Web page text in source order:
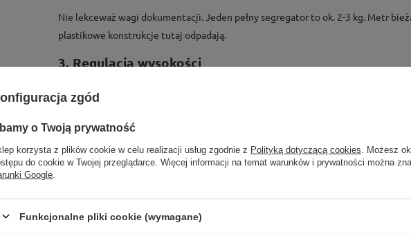
Nie lekceważ wagi dokumentacji. Jeden pełny segregator to ok. 2-3 kg. Metr
plastikowe konstrukcje tutaj odpadają.
3. Regulacja wysokości
Segregator A4 ma wysokość ok. 32 cm. Szukaj regałów, które pozwalają
Ranking Top 5 najlepszych regałów na dokumenty
Oto zestawienie modeli, które najczęściej trafiają do polskich biur, urzędów i
Nasz absolutny numer jeden w kategorii biurowej. Regał Primo II został wręcz
zgód
o Twoją prywatność
korzysta z plików cookie w celu realizacji usług zgodnie z Polityką dotyczącą cookies . Możesz
do cookie w Twojej przeglądarce. Więcej informacji na temat warunków i prywatności można
Google
Funkcjonalne pliki cookie (wymagane)